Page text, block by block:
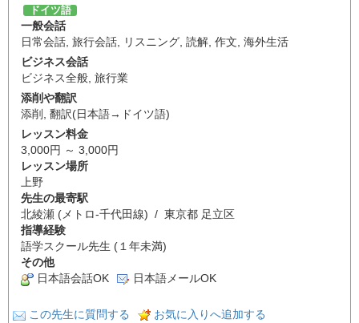
ドイツ語
一般会話
日常会話, 旅行会話, リスニング, 読解, 作文, 海外生活
ビジネス会話
ビジネス全般, 旅行業
添削や翻訳
添削 , 翻訳(日本語→ドイツ語)
レッスン料金
3,000円 ～ 3,000円
レッスン場所
上野
先生の最寄駅
北綾瀬 (メトロ-千代田線) / 東京都 足立区
指導経験
語学スクール先生 (１年未満)
その他
日本語会話OK
日本語メールOK
この先生に質問する
お気に入りへ追加する